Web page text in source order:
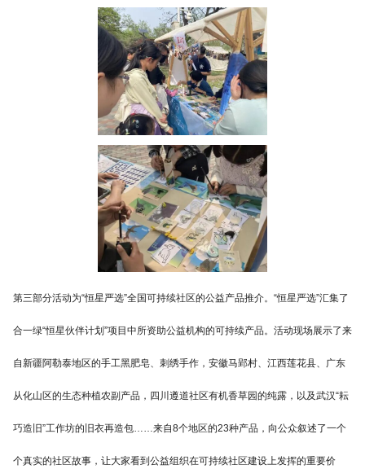
第三部分活动为“恒星严选”全国可持续社区的公益产品推介。“恒星严选”汇集了
合一绿“恒星伙伴计划”项目中所资助公益机构的可持续产品。活动现场展示了来
自新疆阿勒泰地区的手工黑肥皂、刺绣手作，安徽马郢村、江西莲花县、广东
从化山区的生态种植农副产品，四川遵道社区有机香草园的纯露，以及武汉“耘
巧造旧”工作坊的旧衣再造包……来自8个地区的23种产品，向公众叙述了一个
个真实的社区故事，让大家看到公益组织在可持续社区建设上发挥的重要价